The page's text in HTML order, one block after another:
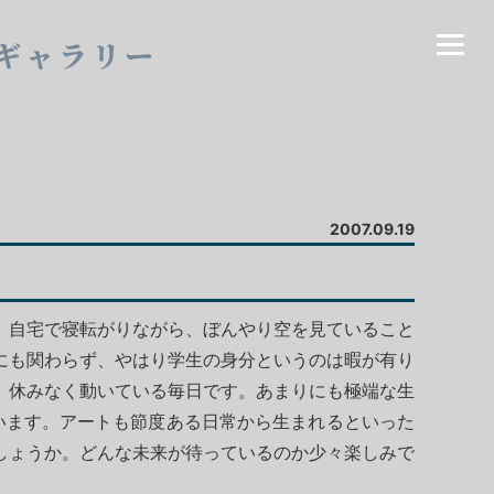
ャラリー
2007.09.19
宅で寝転がりながら、ぼんやり空を見ていること
関わらず、やはり学生の身分というのは暇が有り
みなく動いている毎日です。あまりにも極端な生
す。アートも節度ある日常から生まれるといった
うか。どんな未来が待っているのか少々楽しみで